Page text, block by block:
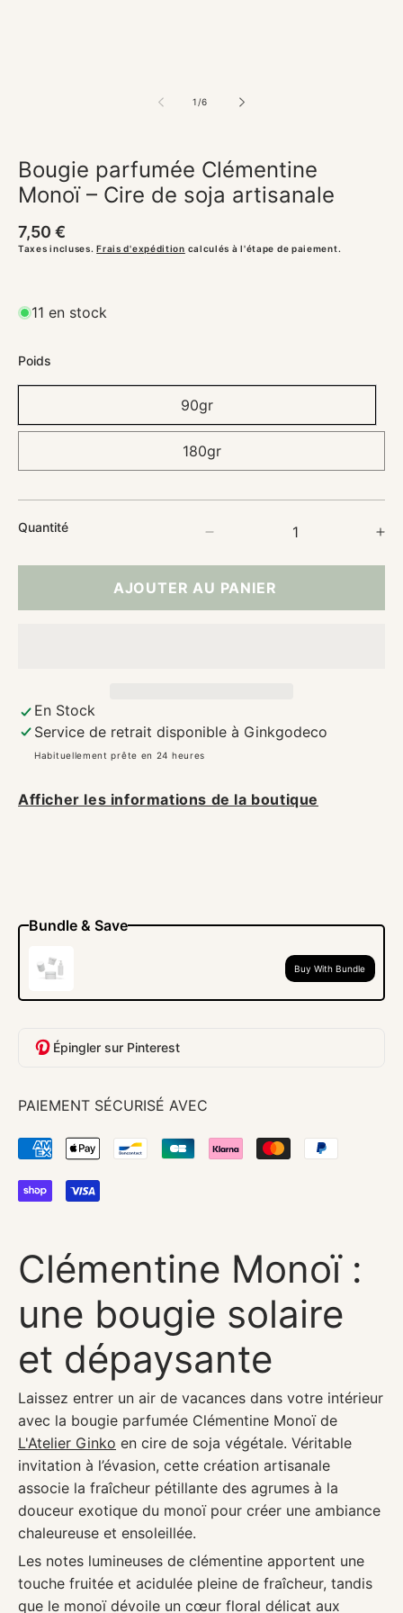
1 /
de6
Bougie parfumée Clémentine
Monoï – Cire de soja artisanale
Prix
habituel
7,50 €
Taxes incluses.Frais d'expédition calculés à l'étape de paiement.
11 en stock
Poids
90gr
180gr
Quantité
quantité
de
Bougie
de
AJOUTER AU PANIER
En Stock
Service de retrait disponible à Ginkgodeco
Habituellement prête en 24 heures
Afficher les informations de la boutique
Bundle & Save
Buy With Bundle
Épingler sur Pinterest
PAIEMENT SÉCURISÉ AVEC
Clémentine Monoï :
une bougie solaire
et dépaysante
Laissez entrer un air de vacances dans votre intérieur
avec la bougie parfumée Clémentine Monoï de
L'Atelier Ginko en cire de soja végétale. Véritable
invitation à l’évasion, cette création artisanale
associe la fraîcheur pétillante des agrumes à la
douceur exotique du monoï pour créer une ambiance
chaleureuse et ensoleillée.
Les notes lumineuses de clémentine apportent une
touche fruitée et acidulée pleine de fraîcheur, tandis
que le monoï dévoile un cœur floral délicat aux